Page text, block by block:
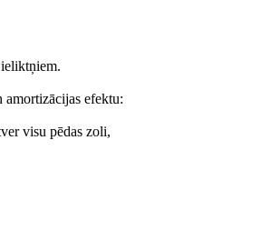
ieliktņiem.
efektu:
visu pēdas zoli,